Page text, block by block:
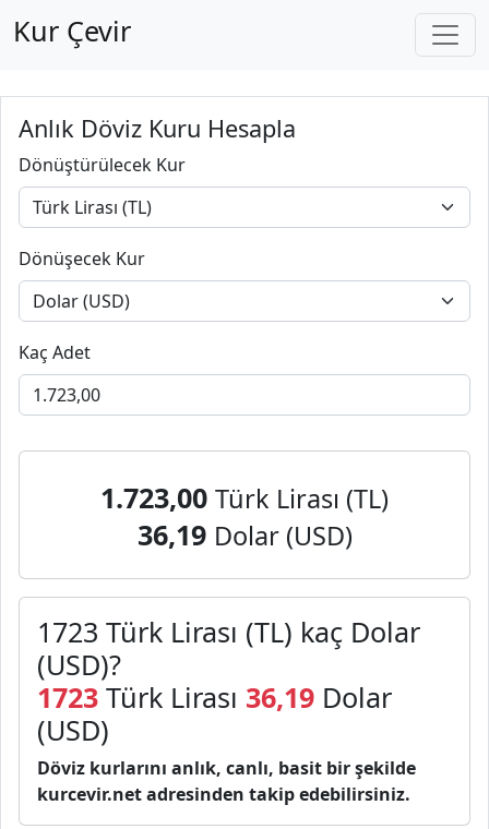
Kur Çevir
Anlık Döviz Kuru Hesapla
Dönüştürülecek Kur
Dönüşecek Kur
Kaç Adet
1.723,00 Türk Lirası (TL)
36,19 Dolar (USD)
1723 Türk Lirası (TL) kaç Dolar
(USD)?
1723 Türk Lirası 36,19 Dolar
(USD)
Döviz kurlarını anlık, canlı, basit bir şekilde
kurcevir.net adresinden takip edebilirsiniz.